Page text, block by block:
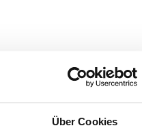
Über Cookies